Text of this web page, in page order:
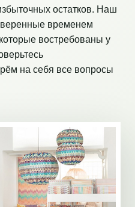
остатков. Наш
временем
востребованы у
на себя все вопросы